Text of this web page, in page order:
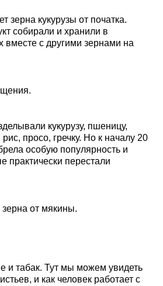
зерна кукурузы от початка.
собирали и хранили в
вместе с другими зернами на
кукурузу, пшеницу,
просо, гречку. Но к началу 20
особую популярность и
практически перестали
от мякины.
и табак. Тут мы можем увидеть
и как человек работает с